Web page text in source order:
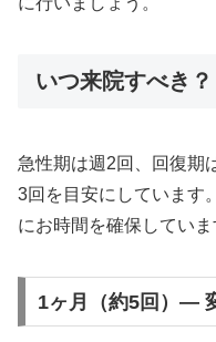
いつ来院すべき？
急性期は週2回、回復期
3回を目安にしています
にお時間を確保していま
1ヶ月（約5回）—